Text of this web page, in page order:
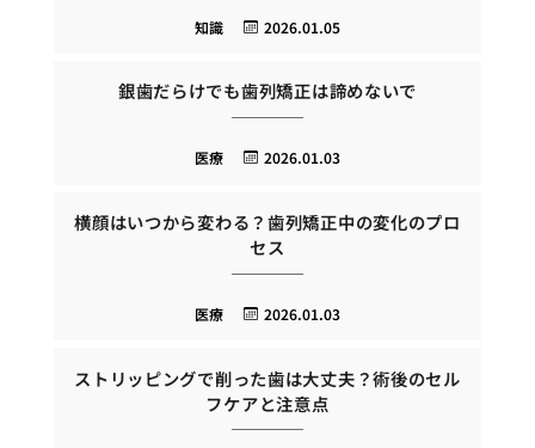
2026.01.05
知識
銀歯だらけでも歯列矯正は諦めないで
2026.01.03
医療
横顔はいつから変わる？歯列矯正中の変化のプロ
セス
2026.01.03
医療
ストリッピングで削った歯は大丈夫？術後のセル
フケアと注意点